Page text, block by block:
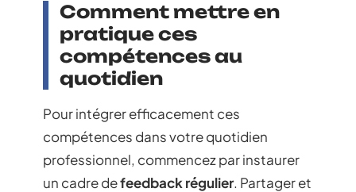
Comment mettre en
pratique ces
compétences au
quotidien
Pour intégrer efficacement ces
compétences dans votre quotidien
professionnel, commencez par instaurer
un cadre defeedback régulier. Partager et